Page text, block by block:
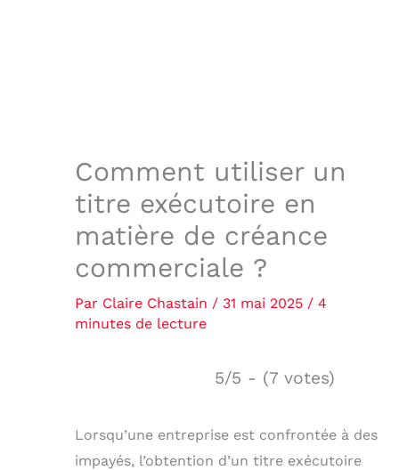
Comment utiliser un
titre exécutoire en
matière de créance
commerciale ?
Par Claire Chastain / 31 mai 2025 / 4
minutes de lecture
5/5 - (7 votes)
Lorsqu’une entreprise est confrontée à des
impayés, l’obtention d’un titre exécutoire